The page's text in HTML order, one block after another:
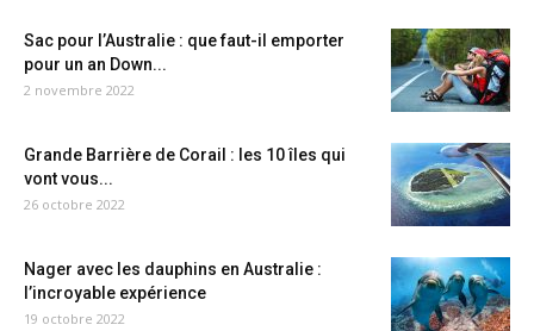
Sac pour l’Australie : que faut-il emporter
pour un an Down...
2 novembre 2022
Grande Barrière de Corail : les 10 îles qui
vont vous...
26 octobre 2022
Nager avec les dauphins en Australie :
l’incroyable expérience
19 octobre 2022